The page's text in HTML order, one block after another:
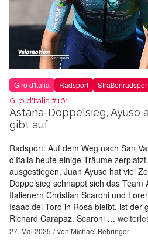
Giro d'Italia Radsport
Giro d'Italia #16:
Astana-Doppelsieg, Ayuso
gibt auf
Radsport: Auf dem Weg nach San
d'Italia heute einige Träume
ausgestiegen, Juan Ayuso hat viel
Doppelsieg schnappt sich das Team
Italienern Christian Scaroni und
Isaac del Toro in Rosa bleibt, ist der
Richard Carapaz. Scaroni …
27. Mai 2025 von Michael Behringer